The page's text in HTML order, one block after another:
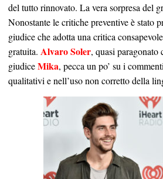
del tutto rinnovato. La vera sorpresa del
Nonostante le critiche preventive è stato
giudice che adotta una critica
gratuita. Alvaro Soler, quasi paragonato
giudiceMika, pecca un po’ su i
qualitativi e nell’uso non corretto della